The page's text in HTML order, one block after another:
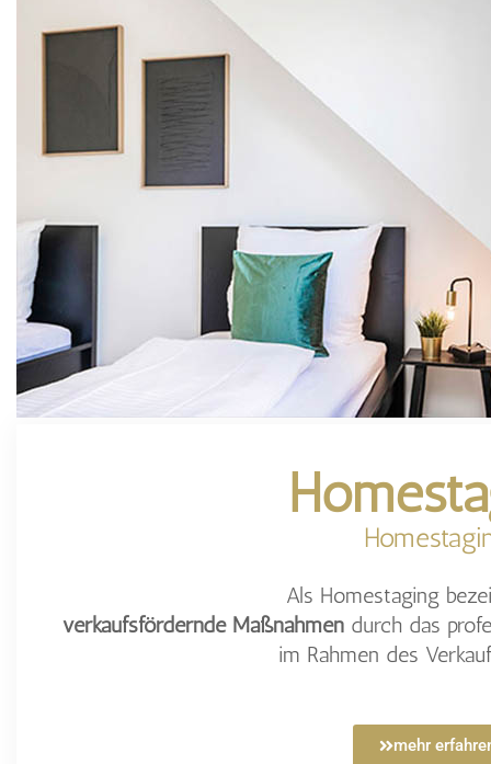
Als Homestaging
verkaufsfördernde Maßnahmen durch das
im Rahmen des
mehr